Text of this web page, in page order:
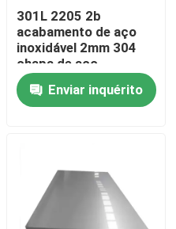
301L 2205 2b
acabamento de aço
inoxidável 2mm 304
chapa de aço
inoxidável 12m
Enviar inquérito